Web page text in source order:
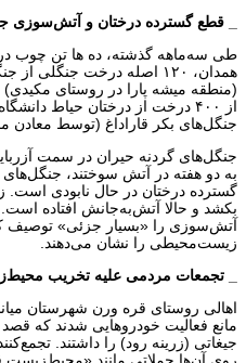
_ قطع گسترده درختان و آتش‌سوزی
طی سه‌ماهه گذشته، ده ها تن چوب
همدان، ۱۲۰ اصله درخت
جنگل‌های بکر قاراداغ (توسط
جنگل‌های گردنه حیران در سمت
به دو هفته در آتش سوختند،
گسترده درختان در حال نابودی است.
بکشد و حالا آتش‌به‌جانش افتاده است.
آتش‌سوزی را «بسیار جزئی» توصیف
زیست‌محیطی را نشان می‌دهند.
_ تجمعات مردمی علیه تخریب
اهالی روستای قره ورن شهرستان
مانع فعالیت خودروهایی شدند که
جیغاتی (زرینه رود) را داشتند.